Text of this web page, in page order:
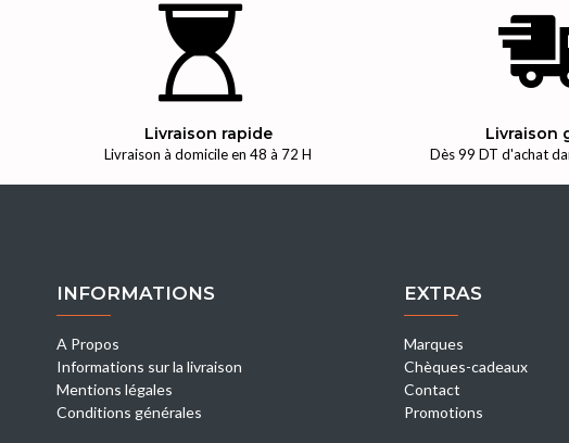
Livraison rapide
Livraison à domicile en 48 à 72 H
Livraison
Dès 99 DT d'achat
INFORMATIONS
A Propos
Informations sur la livraison
Mentions légales
Conditions générales
EXTRAS
Marques
Chèques-cadeaux
Contact
Promotions